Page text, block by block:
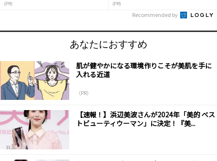
(PR) (PR)
Recommended by
あなたにおすすめ
肌が健やかになる環境作りこそが美肌を手に
入れる近道
（PR）
【速報！】浜辺美波さんが2024年「美的 ベス
トビューティウーマン」に決定！『美...